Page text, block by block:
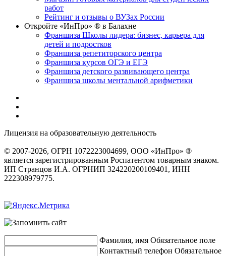
работ
Рейтинг и отзывы о ВУЗах России
Откройте «ИнПро» ® в Балахне
Франшиза Школы лидера: бизнес, карьера для
детей и подростков
Франшиза репетиторского центра
Франшиза курсов ОГЭ и ЕГЭ
Франшиза детского развивающего центра
Франшиза школы ментальной арифметики
Лицензия на образовательную деятельность
© 2007-2026, ОГРН 1072223004699, ООО «ИнПро» ®
является зарегистрированным Роспатентом товарным знаком.
ИП Странцов И.А. ОГРНИП 324220200109401, ИНН
222308979775.
Фамилия, имя Обязательное поле
Контактный телефон Обязательное